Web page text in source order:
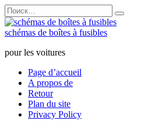
Перейти
к
содержанию
Search
for:
schémas de boîtes à fusibles
pour les voitures
Page d’accueil
A propos de
Retour
Plan du site
Privacy Policy